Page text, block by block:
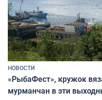
НОВОСТИ
«РыбаФест», кружок
мурманчан в эти